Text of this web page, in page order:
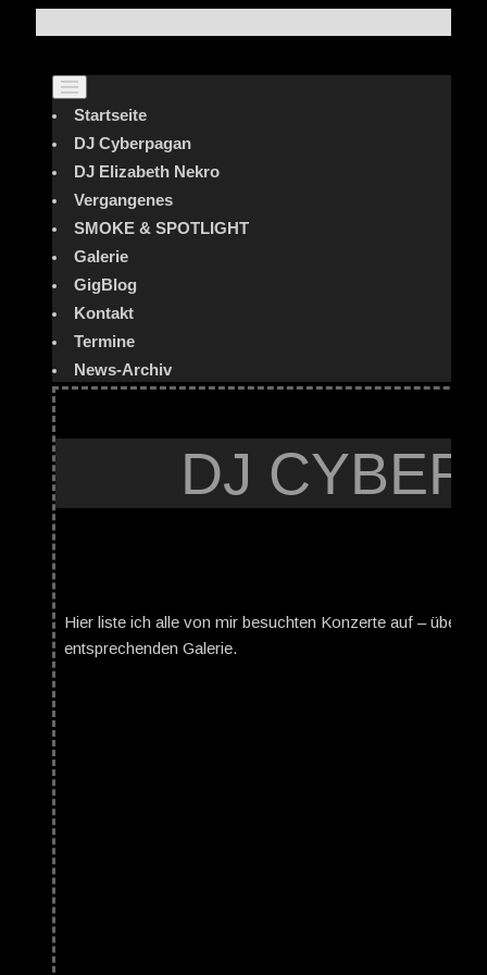
Startseite
DJ Cyberpagan
DJ Elizabeth Nekro
Vergangenes
SMOKE & SPOTLIGHT
Galerie
GigBlog
Kontakt
Termine
News-Archiv
DJ
Hier liste ich alle von mir besuchten Konzerte auf – über
entsprechenden Galerie.